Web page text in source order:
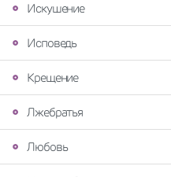
Искушение
Исповедь
Крещение
Лжебратья
Любовь